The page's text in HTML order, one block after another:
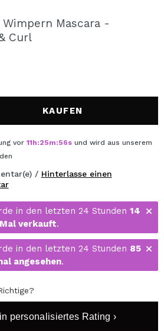
Kontos bei Maquillalia.de
schnell tätigen, den Status Ihrer
und Ihre bisherigen Vorgänge
ERSTELLEN
Mascara -
Curl
KAUFEN
vor 11h:25m:56s und wird aus unserem
/ Hinterlasse einen
in den letzten 24 Stunden 14
Mal verkauft.
in den letzten 24 Stunden 85
angesehen.
personalisiertes Rating ›